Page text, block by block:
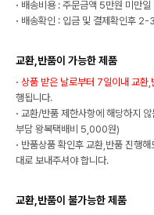
· 배송비용 : 주문금액 5만원 미만
· 배송확인 : 입금 및 결제확인후 2-
교환,반품이 가능한 제품
· 상품 받은 날로부터 7일이내 교환,
행됩니다.
· 교환/반품 제한사항에 해당하지
부담 왕복택배비 5,000원)
· 반품상품 확인후 교환,반품 진행
대로 보내주셔야 합니다.
교환,반품이 불가능한 제품